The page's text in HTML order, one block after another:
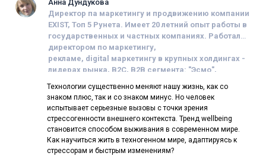
Анна Дундукова
Директор па маркетингу и продвижению компании
EXIST, Топ 5 Рунета. Имеет 20 летний опыт работы в
государственных и частных компаниях. Работала
директором по маркетингу,
рекламе, digital маркетингу в крупных холдингах -
лидерах рынка, В2С, В2В сегмента: "Эсмо",
медиахолдингах
со- основатель
H
uman business". Гости программы -
эксперты, ученые, философы, бизнесмены,
лидеры конфессий, которые могут раскрыть
базовые законы нашей жизни, окружающего
мира, явлений и событий
Технологии существенно меняют нашу жизнь, как со
знаком плюс, так и со знаком минус. Но человек
испытывает серьезные вызовы с точки зрения
стрессогенности внешнего контекста. Тренд wellbeing
становится способом выживания в современном мире.
Как научиться жить в техногенном мире, адаптируясь к
стрессорам и быстрым изменениям?